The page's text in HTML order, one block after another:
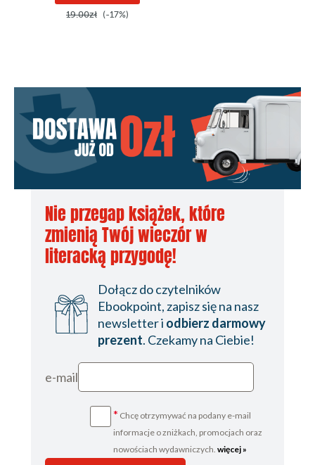
19.00zł (-17%)
Nie przegap książek, które
zmienią Twój wieczór w
literacką przygodę!
Dołącz do czytelników
Ebookpoint, zapisz się na nasz
newsletter i odbierz darmowy
prezent. Czekamy na Ciebie!
e-mail
* Chcę otrzymywać na podany e-mail
informacje o zniżkach, promocjach oraz
nowościach wydawniczych. więcej »